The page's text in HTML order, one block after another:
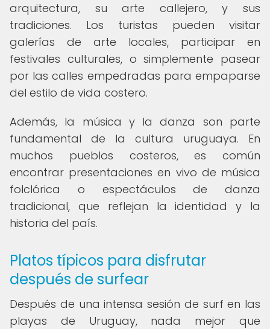
arquitectura, su arte callejero, y sus
tradiciones. Los turistas pueden visitar
galerías de arte locales, participar en
festivales culturales, o simplemente pasear
por las calles empedradas para empaparse
del estilo de vida costero.
Además, la música y la danza son parte
fundamental de la cultura uruguaya. En
muchos pueblos costeros, es común
encontrar presentaciones en vivo de música
folclórica o espectáculos de danza
tradicional, que reflejan la identidad y la
historia del país.
Platos típicos para disfrutar
después de surfear
Después de una intensa sesión de surf en las
playas de Uruguay, nada mejor que